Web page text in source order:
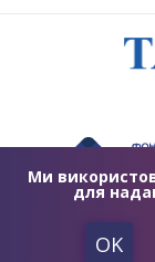
Ми
для
OK